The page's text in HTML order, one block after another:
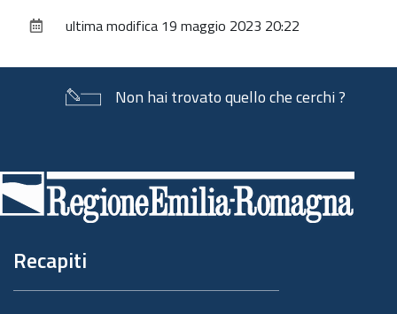
documentoultima modifica 19 maggio 2023 20:22
Non hai trovato quello che cerchi ?
di
pagina
Recapiti